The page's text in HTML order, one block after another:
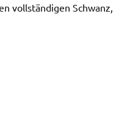
vollständigen Schwanz,